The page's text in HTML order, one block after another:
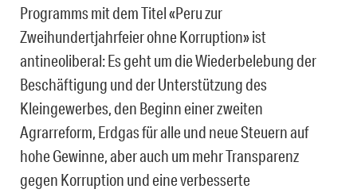
Programms mit dem Titel «Peru zur
Zweihundertjahrfeier ohne Korruption» ist
antineoliberal: Es geht um die Wiederbelebung der
Beschäftigung und der Unterstützung des
Kleingewerbes, den Beginn einer zweiten
Agrarreform, Erdgas für alle und neue Steuern auf
hohe Gewinne, aber auch um mehr Transparenz
gegen Korruption und eine verbesserte